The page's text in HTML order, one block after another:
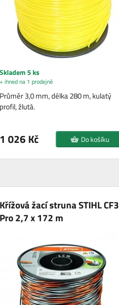
Skladem 5 ks
+ ihned na 1 prodejně
Průměr 3,0 mm, délka 280 m, kulatý
profil, žlutá.
1 026 Kč Do košíku
Křížová žací struna STIHL CF3
Pro 2,7 x 172 m